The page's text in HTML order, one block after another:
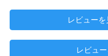
レビュー
レビュ